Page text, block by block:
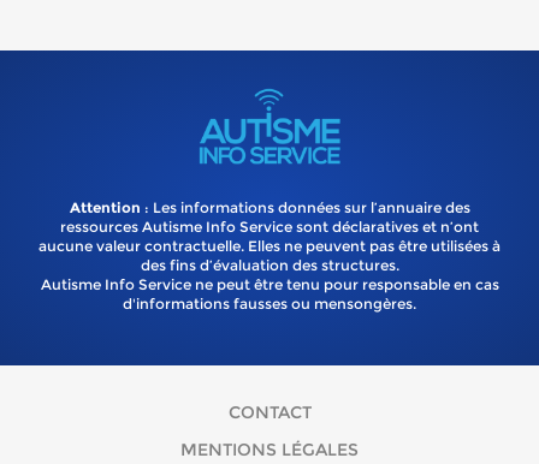
Attention : Les informations données sur l’annuaire des
ressources Autisme Info Service sont déclaratives et n’ont
aucune valeur contractuelle. Elles ne peuvent pas être utilisées à
des fins d’évaluation des structures.
Autisme Info Service ne peut être tenu pour responsable en cas
d'informations fausses ou mensongères.
CONTACT
MENTIONS LÉGALES